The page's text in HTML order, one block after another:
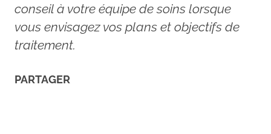
conseil à votre équipe de soins lorsque
vous envisagez vos plans et objectifs de
traitement.
PARTAGER